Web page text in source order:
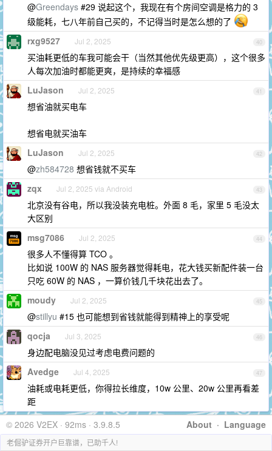
@Greendays #29 说起这个，我现在有个房间空调是格力的 3
级能耗，七八年前自己买的，不记得当时是怎么想的了
40
rxg9527 Jul 2, 2025
买油耗更低的车我可能会干（当然其他优先级更高），这个很多
人每次加油时都能更爽，是持续的幸福感
41
LuJason Jul 2, 2025
想省油就买电车
想省电就买油车
42
LuJason Jul 2, 2025
@zh584728 想省钱就不买车
43
zqx Jul 2, 2025 via Android
北京没有谷电，所以我没装充电桩。外面 8 毛，家里 5 毛没太
大区别
44
msg7086 Jul 2, 2025
很多人不懂得算 TCO 。
比如说 100W 的 NAS 服务器觉得耗电，花大钱买新配件装一台
只吃 60W 的 NAS ，一算价钱几千块花出去了。
45
moudy Jul 2, 2025
@stillyu #15 也可能想到省钱就能得到精神上的享受呢
46
qocja Jul 3, 2025
身边配电脑没见过考虑电费问题的
47
Avedge Jul 4, 2025
油耗或电耗更低，你得拉长维度，10w 公里、20w 公里再看差
距
About · Language
© 2026 V2EX · 92ms · 3.9.8.5
老倔驴证券开户巨靠谱，已助千人!